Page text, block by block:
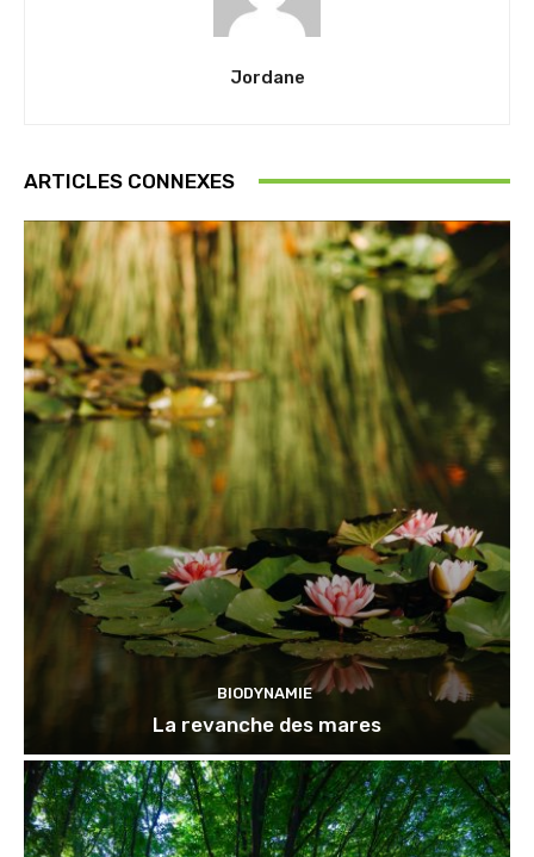
Jordane
ARTICLES CONNEXES
BIODYNAMIE
La revanche des mares